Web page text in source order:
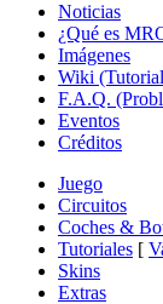
Noticias
¿Qué es
Imágenes
Wiki
F.A.Q.
Eventos
Créditos
Juego
Circuitos
Coches &
Tutoriales [
Skins
Extras